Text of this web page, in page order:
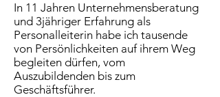
In 11 Jahren Unternehmensberatung
und 3jähriger Erfahrung als
Personalleiterin habe ich tausende
von Persönlichkeiten auf ihrem Weg
begleiten dürfen, vom
Auszubildenden bis zum
Geschäftsführer.